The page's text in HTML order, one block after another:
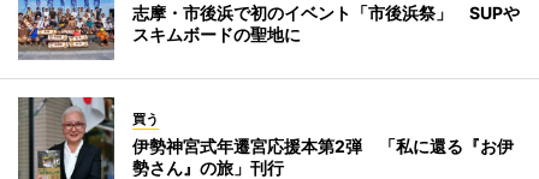
志摩・市後浜で初のイベント「市後浜祭」 SUPや
スキムボードの聖地に
買う
伊勢神宮式年遷宮応援本第2弾 「私に還る『お伊
勢さん』の旅」刊行